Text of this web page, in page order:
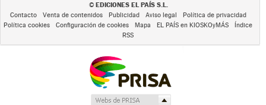
© EDICIONES EL PAÍS S.L.
Contacto Venta de contenidos Publicidad Aviso legal
Política de privacidad
Política cookies
Configuración de cookies Mapa EL PAÍS en KIOSKOyMÁS
Índice
RSS